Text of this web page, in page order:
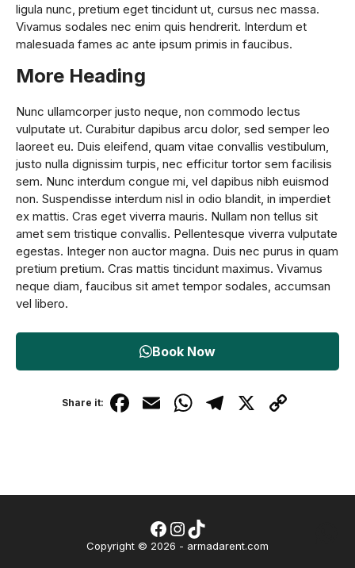
ligula nunc, pretium eget tincidunt ut, cursus nec massa.
Vivamus sodales nec enim quis hendrerit. Interdum et
malesuada fames ac ante ipsum primis in faucibus.
More Heading
Nunc ullamcorper justo neque, non commodo lectus
vulputate ut. Curabitur dapibus arcu dolor, sed semper leo
laoreet eu. Duis eleifend, quam vitae convallis vestibulum,
justo nulla dignissim turpis, nec efficitur tortor sem facilisis
sem. Nunc interdum congue mi, vel dapibus nibh euismod
non. Suspendisse interdum nisl in odio blandit, in imperdiet
ex mattis. Cras eget viverra mauris. Nullam non tellus sit
amet sem tristique convallis. Pellentesque viverra vulputate
egestas. Integer non auctor magna. Duis nec purus in quam
pretium pretium. Cras mattis tincidunt maximus. Vivamus
neque diam, faucibus sit amet tempor sodales, accumsan
vel libero.
Book Now
Share it: F
b
o
E
W
A
p
p
T
a
m
X
C
Li
k
Copyright © 2026 - armadarent.com
Facebook
Instagram
TikTok